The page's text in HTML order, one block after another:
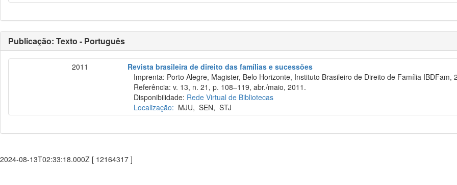
Publicação: Texto - Português
2011
Revista brasileira de direito das famílias e sucessões
Imprenta: Porto Alegre, Magister, Belo Horizonte, Instituto Brasileiro de Direito de Família IBDFam,
Referência: v. 13, n. 21, p. 108–119, abr./maio, 2011.
Disponibilidade: Rede Virtual de Bibliotecas
Localização: MJU,SEN,STJ
2024-08-13T02:33:18.000Z [ 12164317 ]